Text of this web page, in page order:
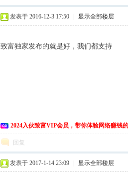
发表于 2016-12-3 17:50 显示全部楼层
致富独家发布的就是好，我们都支持
2024入伙致富VIP会员，带你体验网络赚钱
回复
发表于 2017-1-14 23:09 显示全部楼层